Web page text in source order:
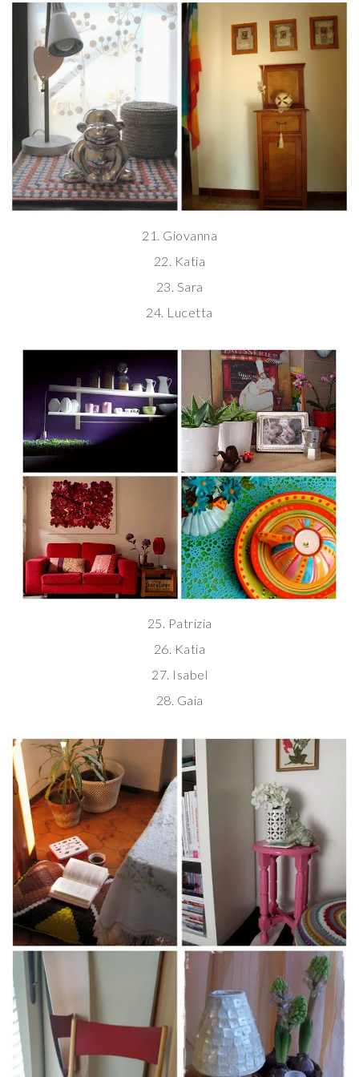
21. Giovanna
22. Katia
23. Sara
24. Lucetta
25. Patrizia
26. Katia
27. Isabel
28. Gaia